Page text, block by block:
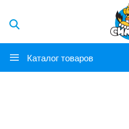
Каталог товаров